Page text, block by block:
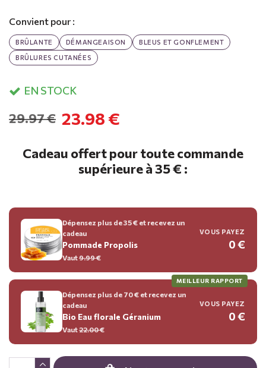
Convient pour :
BRÛLANTE DÉMANGEAISON
BLEUS ET GONFLEMENT
BRÛLURES CUTANÉES
EN STOCK
23.98 €
29.97 €
Cadeau offert pour toute commande
supérieure à 35 € :
Dépensez plus de 35 € et recevez un
cadeau
Pommade Propolis
Vaut9.99€
VOUS PAYEZ
0 €
MEILLEUR RAPPORT
Dépensez plus de 70 € et recevez un
cadeau
Bio Eau florale Géranium
Vaut22.00€
VOUS PAYEZ
0 €